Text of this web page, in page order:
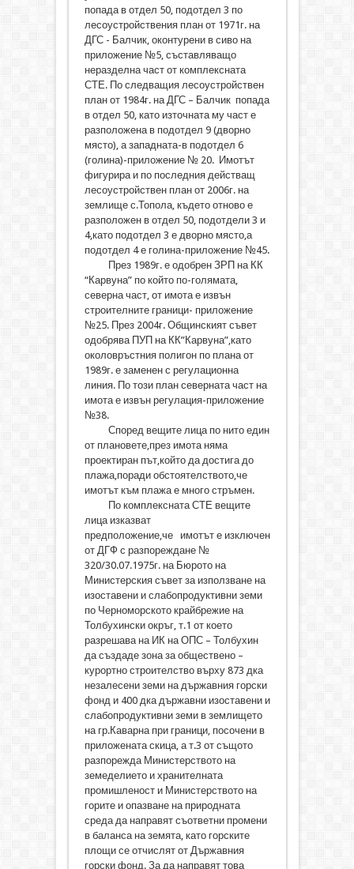
попада в отдел 50, подотдел 3 по
лесоустройствения план от 1971г. на
ДГС - Балчик, оконтурени в сиво на
приложение №5, съставляващо
неразделна част от комплексната
СТЕ. По следващия лесоустройствен
план от 1984г. на ДГС – Балчик попада
в отдел 50, като източната му част е
разположена в подотдел 9 (дворно
място), а западната-в подотдел 6
(голина)-приложение № 20. Имотът
фигурира и по последния действащ
лесоустройствен план от 2006г. на
землище с.Топола, където отново е
разположен в отдел 50, подотдели 3 и
4,като подотдел 3 е дворно място,а
подотдел 4 е голина-приложение №45.
През 1989г. е одобрен ЗРП на КК
“Карвуна” по който по-голямата,
северна част, от имота е извън
строителните граници- приложение
№25. През 2004г. Общинският съвет
одобрява ПУП на КК”Карвуна”,като
околовръстния полигон по плана от
1989г. е заменен с регулационна
линия. По този план северната част на
имота е извън регулация-приложение
№38.
Според вещите лица по нито един
от плановете,през имота няма
проектиран път,който да достига до
плажа,поради обстоятелството,че
имотът към плажа е много стръмен.
По комплексната СТЕ вещите
лица изказват
предположение,че имотът е изключен
от ДГФ с разпореждане №
320/30.07.1975г. на Бюрото на
Министерския съвет за използване на
изоставени и слабопродуктивни земи
по Черноморското крайбрежие на
Толбухински окръг, т.1 от което
разрешава на ИК на ОПС – Толбухин
да създаде зона за обществено –
курортно строителство върху 873 дка
незалесени земи на държавния горски
фонд и 400 дка държавни изоставени и
слабопродуктивни земи в землището
на гр.Каварна при граници, посочени в
приложената скица, а т.3 от същото
разпорежда Министерството на
земеделието и хранителната
промишленост и Министерството на
горите и опазване на природната
среда да направят съответни промени
в баланса на земята, като горските
площи се отчислят от Държавния
горски фонд. За да направят това